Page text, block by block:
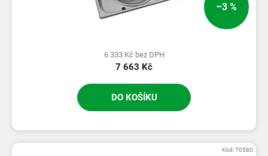
–3 %
6 333 Kč bez DPH
7 663 Kč
DO KOŠÍKU
Kód:70580